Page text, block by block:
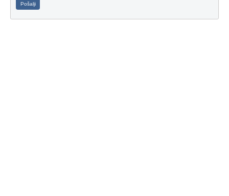
Pošalji